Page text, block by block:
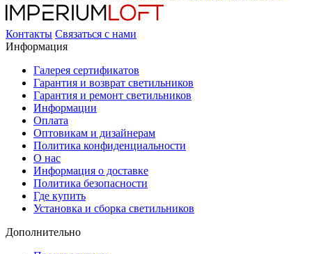
Контакты Связаться с нами
Информация
Галерея сертификатов
Гарантия и возврат светильников
Гарантия и ремонт светильников
Информации
Оплата
Оптовикам и дизайнерам
Политика конфиденциальности
О нас
Информация о доставке
Политика безопасности
Где купить
Установка и сборка светильников
Дополнительно